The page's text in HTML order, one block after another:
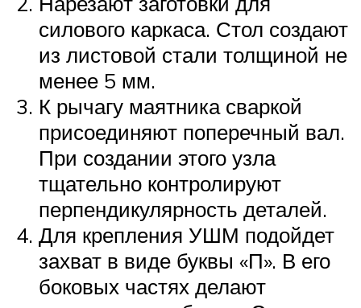
силового каркаса. Стол создают
из листовой стали толщиной не
менее 5 мм.
К рычагу маятника сваркой
присоединяют поперечный вал.
При создании этого узла
тщательно контролируют
перпендикулярность деталей.
Для крепления УШМ подойдет
захват в виде буквы «П». В его
боковых частях делают